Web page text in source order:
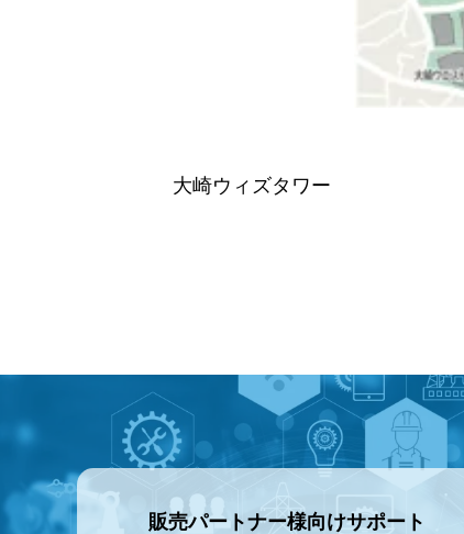
大崎ウィズタワー
販売パートナー様向けサポート